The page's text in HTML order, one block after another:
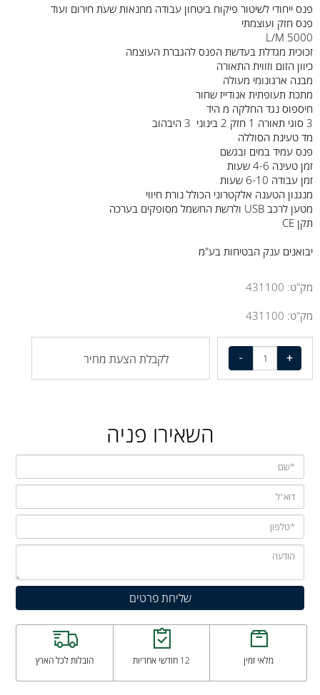
פנס ייחודי לשיטור פיקוח ביטחון עבודה מחנאות שעת חירום ועוד
פנס חזק ועוצמתי
5000 L/M
זכוכית מגדלת בעדשת הפנס להגברת העוצמה
כיוון הזום וזווית התאורה
מבנה ארגונומי מעולה
מתכת תעופתית אנודייז שחור
חיספוס נגד החלקה מ היד
3 סוגי תאורה 1 חזק 2 בינוני 3 היבהוב
מד טעינת הסוללה
פנס עמיד במים ובגשם
זמן טעינה 4-6 שעות
זמן עבודה 6-10 שעות
מנגנון הטענה אלקטרוני הכולל נורת חיווי
מטען לרכב USB ולרשת החשמל מסופקים בערכה
תקן CE
יבואנים ענק הבטיחות בע"מ
מק"ט: 431100
מק"ט: 431100
לקבלת הצעת מחיר
השאירו פניה
מלאי זמין 12 חודשי אחריות הובלות לכל הארץ